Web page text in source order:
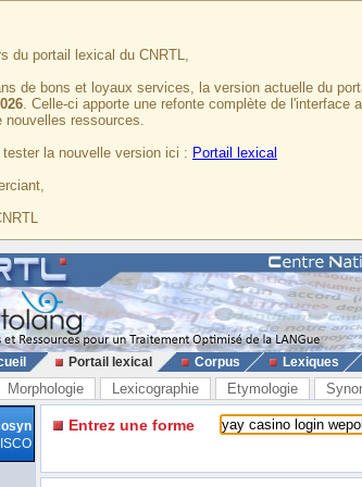
du portail lexical du CNRTL,
de bons et loyaux services, la version actuelle du
. Celle-ci apporte une refonte complète de
nouvelles ressources.
la nouvelle version ici : Portail lexical
Portail lexical Corpus Lexiques
Morphologie Lexicographie Etymologie
Entrez une forme